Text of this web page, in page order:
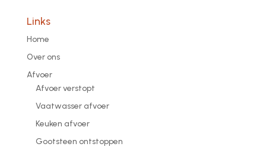
Links
Home
Over ons
Afvoer
Afvoer verstopt
Vaatwasser afvoer
Keuken afvoer
Gootsteen ontstoppen